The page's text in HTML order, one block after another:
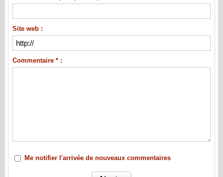
Site web :
Commentaire * :
Me notifier l'arrivée de nouveaux commentaires